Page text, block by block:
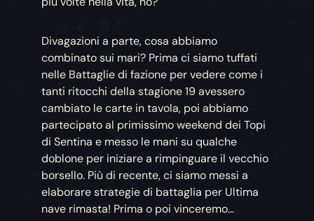
Divagazioni a parte, cosa abbiamo
combinato sui mari? Prima ci siamo tuffati
nelle Battaglie di fazione per vedere come i
tanti ritocchi della stagione 19 avessero
cambiato le carte in tavola, poi abbiamo
partecipato al primissimo weekend dei Topi
di Sentina e messo le mani su qualche
doblone per iniziare a rimpinguare il vecchio
borsello. Più di recente, ci siamo messi a
elaborare strategie di battaglia per Ultima
nave rimasta! Prima o poi vinceremo…